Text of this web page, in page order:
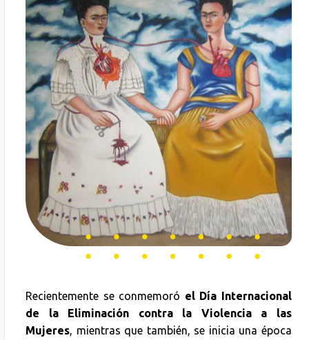
Recientemente se conmemoró el Día Internacional
de la Eliminación contra la Violencia a las
Mujeres, mientras que también, se inicia una época